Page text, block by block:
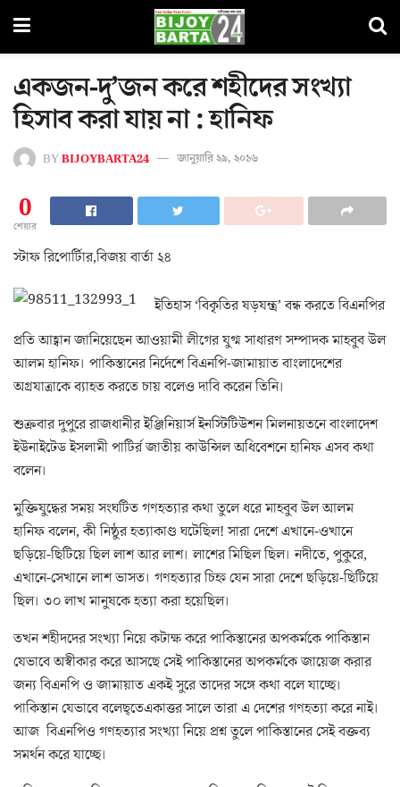
একজন-দু’জন করে শহীদের সংখ্যা
হিসাব করা যায় না : হানিফ
BYBIJOYBARTA24 জানুয়ারি ২৯, ২০১৬
0
শেয়ার
স্টাফ রিপোর্টাির,বিজয় বার্তা ২৪
ইতিহাস ‘বিকৃতির ষড়যন্ত্র’ বন্ধ করতে বিএনপির
প্রতি আহ্বান জানিয়েছেন আওয়ামী লীগের যুগ্ম সাধারণ সম্পাদক মাহবুব উল
আলম হানিফ। পাকিস্তানের নির্দেশে বিএনপি-জামায়াত বাংলাদেশের
অগ্রযাত্রাকে ব্যাহত করতে চায় বলেও দাবি করেন তিনি।
শুক্রবার দুপুরে রাজধানীর ইঞ্জিনিয়ার্স ইনস্টিটিউশন মিলনায়তনে বাংলাদেশ
ইউনাইটেড ইসলামী পাটির্র জাতীয় কাউন্সিল অধিবেশনে হানিফ এসব কথা
বলেন।
মুক্তিযুদ্ধের সময় সংঘটিত গণহত্যার কথা তুলে ধরে মাহবুব উল আলম
হানিফ বলেন, কী নিষ্ঠুর হত্যাকাণ্ড ঘটেছিল! সারা দেশে এখানে-ওখানে
ছড়িয়ে-ছিটিয়ে ছিল লাশ আর লাশ। লাশের মিছিল ছিল। নদীতে, পুকুরে,
এখানে-সেখানে লাশ ভাসত। গণহত্যার চিহ্ন যেন সারা দেশে ছড়িয়ে-ছিটিয়ে
ছিল। ৩০ লাখ মানুষকে হত্যা করা হয়েছিল।
তখন শহীদদের সংখ্যা নিয়ে কটাক্ষ করে পাকিস্তানের অপকর্মকে পাকিস্তান
যেভাবে অস্বীকার করে আসছে সেই পাকিস্তানের অপকর্মকে জায়েজ করার
জন্য বিএনপি ও জামায়াত একই সুরে তাদের সঙ্গে কথা বলে যাচ্ছে।
পাকিস্তান যেভাবে বলেছ্তেএকাত্তর সালে তারা এ দেশের গণহত্যা করে নাই।
আজ বিএনপিও গণহত্যার সংখ্যা নিয়ে প্রশ্ন তুলে পাকিস্তানের সেই বক্তব্য
সমর্থন করে যাচ্ছে।